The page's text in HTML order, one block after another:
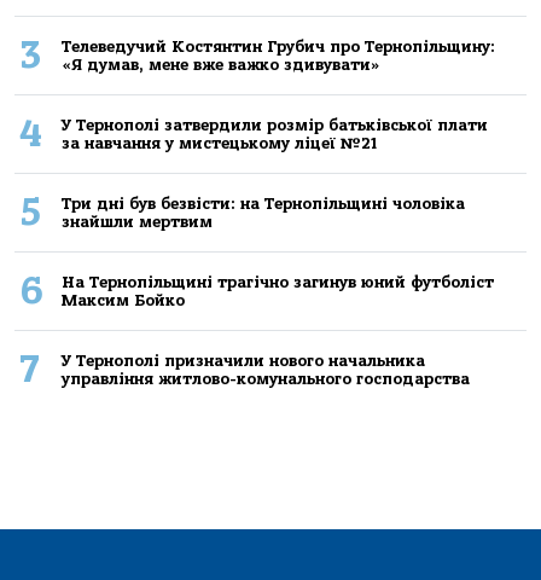
3
Телеведучий Костянтин Грубич про Тернопільщину:
«Я думав, мене вже важко здивувати»
4
У Тернополі затвердили розмір батьківської плати
за навчання у мистецькому ліцеї №21
5
Три дні був безвісти: на Тернопільщині чоловіка
знайшли мертвим
6
На Тернопільщині трагічно загинув юний футболіст
Максим Бойко
7
У Тернополі призначили нового начальника
управління житлово-комунального господарства